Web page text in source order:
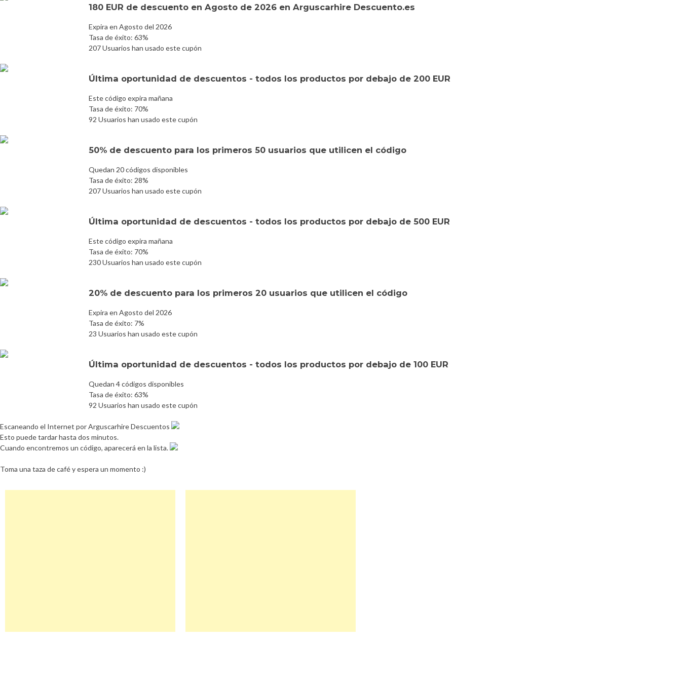
180 EUR de descuento en Agosto de 2026 en Arguscarhire Descuento.es
Expira en Agosto del 2026
Tasa de éxito: 63%
207 Usuarios han usado este cupón
Última oportunidad de descuentos - todos los productos por debajo de 200 EUR
Este código expira mañana
Tasa de éxito: 70%
92 Usuarios han usado este cupón
50% de descuento para los primeros 50 usuarios que utilicen el código
Quedan 20 códigos disponibles
Tasa de éxito: 28%
207 Usuarios han usado este cupón
Última oportunidad de descuentos - todos los productos por debajo de 500 EUR
Este código expira mañana
Tasa de éxito: 70%
230 Usuarios han usado este cupón
20% de descuento para los primeros 20 usuarios que utilicen el código
Expira en Agosto del 2026
Tasa de éxito: 7%
23 Usuarios han usado este cupón
Última oportunidad de descuentos - todos los productos por debajo de 100 EUR
Quedan 4 códigos disponibles
Tasa de éxito: 63%
92 Usuarios han usado este cupón
Escaneando el Internet por Arguscarhire Descuentos
Esto puede tardar hasta dos minutos.
Cuando encontremos un código, aparecerá en la lista.
Toma una taza de café y espera un momento :)